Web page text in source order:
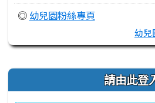
◎ 幼兒園粉絲專頁
幼兒
右邊區域內容 請由此登